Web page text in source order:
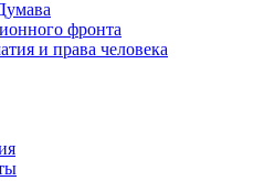
фронта
и права человека